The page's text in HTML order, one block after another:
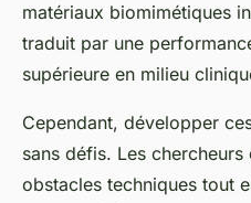
matériaux biomimétiques
traduit par une
supérieure en milieu
Cependant, développer
sans défis. Les
obstacles techniques tout